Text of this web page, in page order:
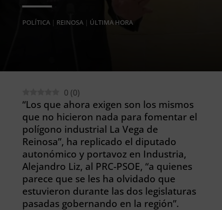
POLÍTICA| REINOSA| ÚLTIMA HORA
0 (0)
“Los que ahora exigen son los mismos
que no hicieron nada para fomentar el
polígono industrial La Vega de
Reinosa”, ha replicado el diputado
autonómico y portavoz en Industria,
Alejandro Liz, al PRC-PSOE, “a quienes
parece que se les ha olvidado que
estuvieron durante las dos legislaturas
pasadas gobernando en la región”.